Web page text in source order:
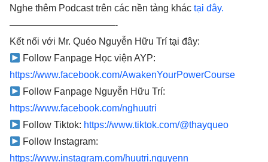
Nghe thêm Podcast trên các nền tảng khác ⁠⁠⁠⁠⁠tại đây.⁠⁠⁠⁠⁠
———————————-
Kết nối với Mr. Quéo Nguyễn Hữu Trí tại đây:
Follow Fanpage Học viện AYP:
⁠⁠⁠⁠⁠https://www.facebook.com/AwakenYourPowerCourse⁠⁠⁠⁠⁠
Follow Fanpage Nguyễn Hữu Trí:
⁠⁠⁠⁠⁠https://www.facebook.com/nghuutri⁠⁠⁠⁠⁠
Follow Tiktok: ⁠⁠⁠⁠⁠https://www.tiktok.com/@thayqueo⁠⁠⁠⁠⁠
Follow Instagram:
⁠⁠⁠⁠⁠https://www.instagram.com/huutri.nguyenn⁠⁠⁠⁠⁠